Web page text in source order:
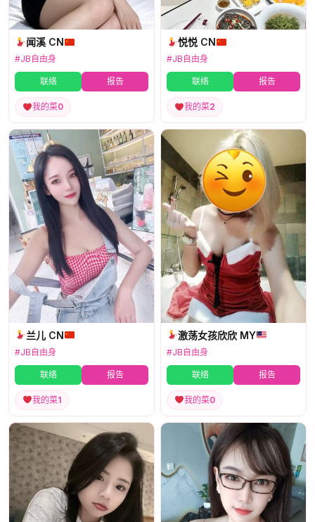
闻溪 CN
#JB自由身
联络 报告
我的菜0
悦悦 CN
#JB自由身
联络 报告
我的菜2
兰儿 CN
#JB自由身
联络 报告
我的菜1
激荡女孩欣欣 MY
#JB自由身
联络 报告
我的菜0